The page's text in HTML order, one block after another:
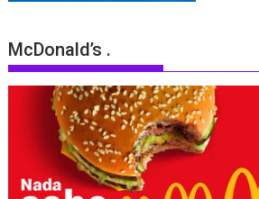
McDonald’s .